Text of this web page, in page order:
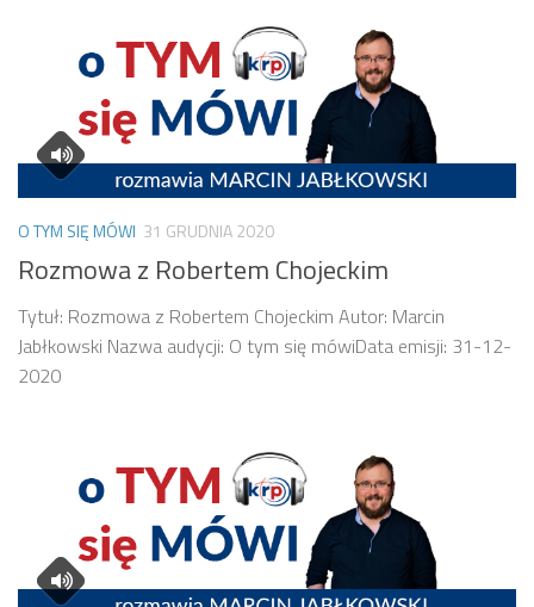
O TYM SIĘ MÓWI 31 GRUDNIA 2020
Rozmowa z Robertem Chojeckim
Tytuł: Rozmowa z Robertem Chojeckim Autor: Marcin
Jabłkowski Nazwa audycji: O tym się mówiData emisji: 31-12-
2020